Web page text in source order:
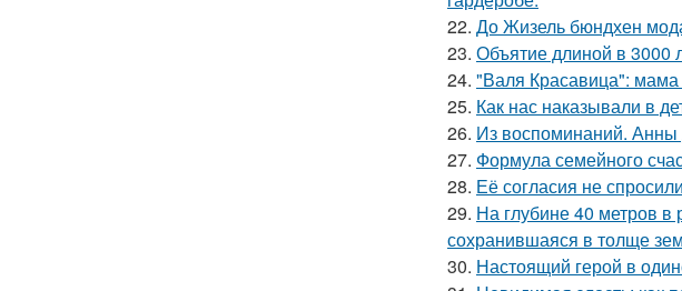
22. До Жизель бюндхен
23. Объятие длиной в 3000
24. "Валя Красавица": мама
25. Как нас наказывали в
26. Из воспоминаний. Анны
27. Формула семейного
28. Её согласия не
29. На глубине 40 метров в
сохранившаяся в толще
30. Настоящий герой в